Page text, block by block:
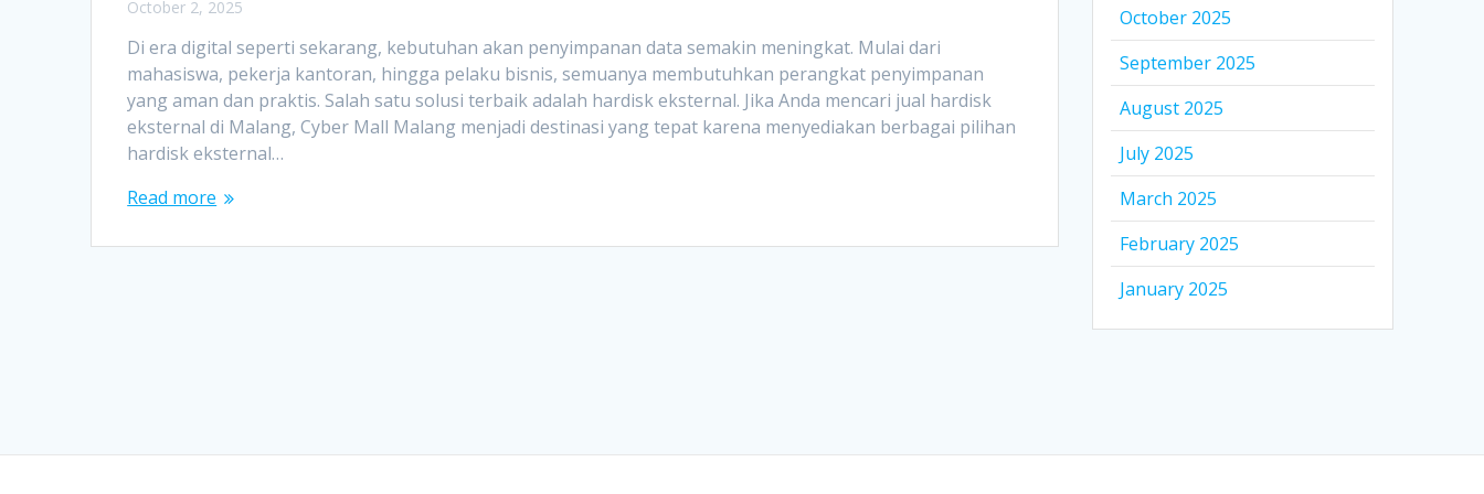
October 2, 2025
Di era digital seperti sekarang, kebutuhan akan penyimpanan data semakin meningkat. Mulai dari
mahasiswa, pekerja kantoran, hingga pelaku bisnis, semuanya membutuhkan perangkat penyimpanan
yang aman dan praktis. Salah satu solusi terbaik adalah hardisk eksternal. Jika Anda mencari jual hardisk
eksternal di Malang, Cyber Mall Malang menjadi destinasi yang tepat karena menyediakan berbagai pilihan
hardisk eksternal…
Read more
October 2025
September 2025
August 2025
July 2025
March 2025
February 2025
January 2025